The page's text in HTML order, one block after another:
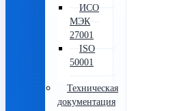
ИСО
МЭК
27001
ISO
50001
Техническая
документация